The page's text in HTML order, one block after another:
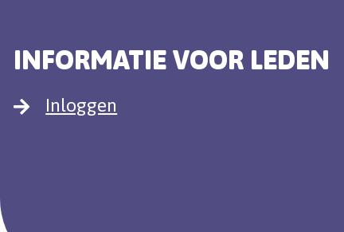
INFORMATIE VOOR LEDEN
Inloggen